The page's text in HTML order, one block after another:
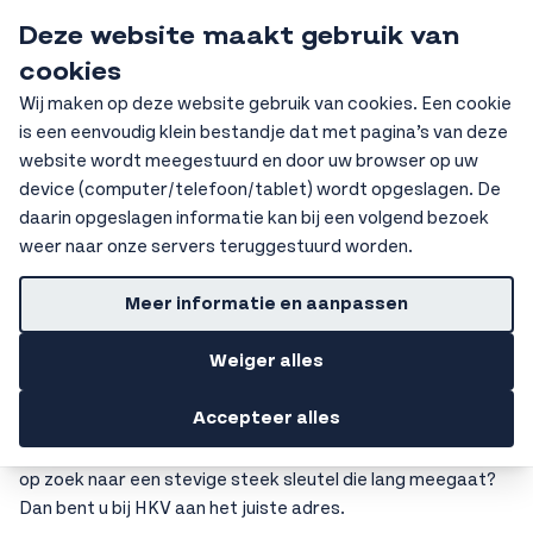
Deze website maakt gebruik van
cookies
Wij maken op deze website gebruik van cookies. Een cookie
is een eenvoudig klein bestandje dat met pagina’s van deze
website wordt meegestuurd en door uw browser op uw
device (computer/telefoon/tablet) wordt opgeslagen. De
daarin opgeslagen informatie kan bij een volgend bezoek
weer naar onze servers teruggestuurd worden.
Meer informatie en aanpassen
Weiger alles
Accepteer alles
HKV Ochten
Getoonde prijzen zijn excl. BTW
Steek sleutel
Steek sleutels zijn onmisbaar voor iedereen die wel eens
bouten of moeren moet vastdraaien of losmaken. In ons
assortiment bij HKV vindt u verschillende soorten steek
sleutels van hoogwaardige kwaliteit, die zowel geschikt zijn
voor professioneel gebruik als voor klussen in huis. Bent u
op zoek naar een stevige steek sleutel die lang meegaat?
Dan bent u bij HKV aan het juiste adres.